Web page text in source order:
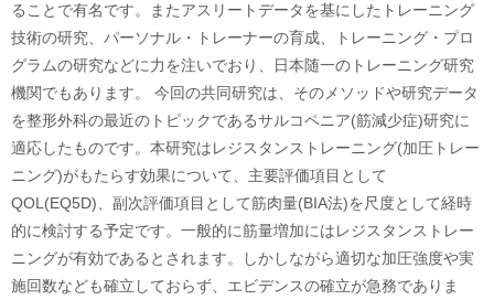
ることで有名です。またアスリートデータを基にしたトレーニング
技術の研究、パーソナル・トレーナーの育成、トレーニング・プロ
グラムの研究などに力を注いでおり、日本随一のトレーニング研究
機関でもあります。 今回の共同研究は、そのメソッドや研究データ
を整形外科の最近のトピックであるサルコペニア(筋減少症)研究に
適応したものです。本研究はレジスタンストレーニング(加圧トレー
ニング)がもたらす効果について、主要評価項目として
QOL(EQ5D)、副次評価項目として筋肉量(BIA法)を尺度として経時
的に検討する予定です。一般的に筋量増加にはレジスタンストレー
ニングが有効であるとされます。しかしながら適切な加圧強度や実
施回数なども確立しておらず、エビデンスの確立が急務でありま